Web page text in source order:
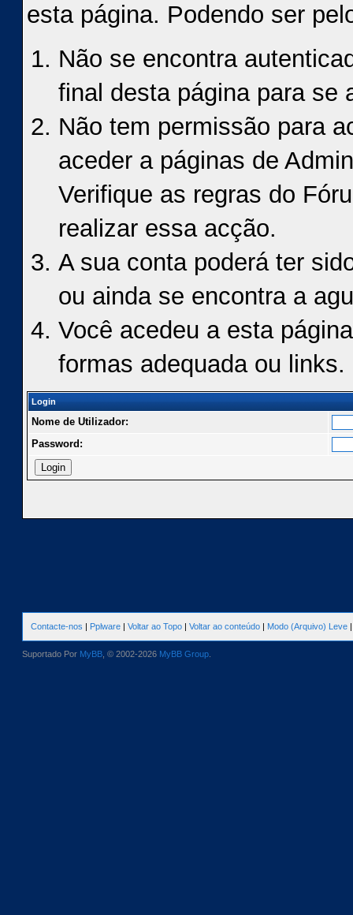
esta página. Podendo ser
Não se encontra
final desta página para se
Não tem permissão para
aceder a páginas de
Verifique as regras do
realizar essa acção.
A sua conta poderá ter
ou ainda se encontra a
Você acedeu a esta
formas adequada ou links.
Login
Nome de Utilizador:
Password:
Contacte-nos | Pplware | Voltar ao Topo | Voltar ao conteúdo | Modo (Arquivo) Leve
Suportado Por MyBB , © 2002-2026 MyBB Group